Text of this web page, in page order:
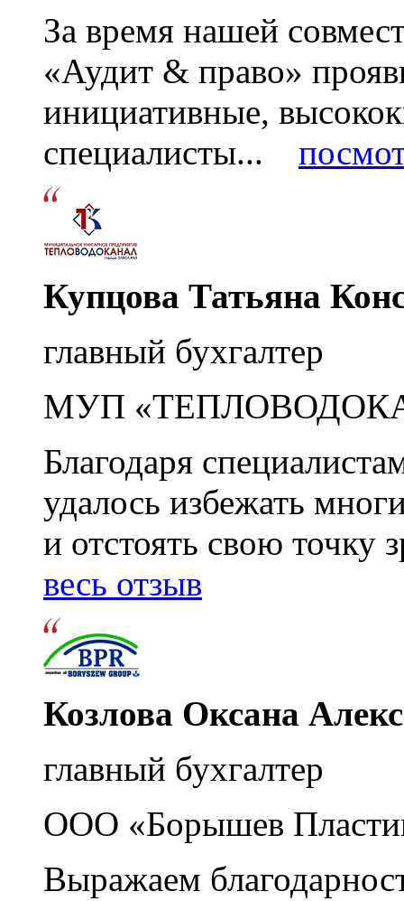
За время нашей
«Аудит & право»
инициативные,
специалисты...
Купцова Татьяна
главный бухгалтер
МУП
Благодаря
удалось избежать
и отстоять свою
весь отзыв
Козлова Оксана
главный бухгалтер
ООО «Борышев
Выражаем